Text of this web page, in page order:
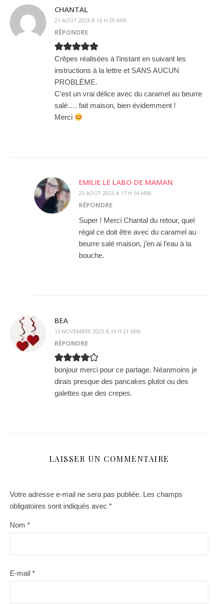
CHANTAL
21 AOÛT 2023 À 16 H 29 MIN
RÉPONDRE
Crêpes réalisées à l’instant en suivant les
instructions à la lettre et SANS AUCUN
PROBLÈME.
C’est un vrai délice avec du caramel au beurre
salé…. fait maison, bien évidemment !
Merci
EMILIE LE LABO DE MAMAN
23 AOÛT 2023 À 17 H 54 MIN
RÉPONDRE
Super ! Merci Chantal du retour, quel
régal ce doit être avec du caramel au
beurre salé maison, j’en ai l’eau à la
bouche.
BEA
13 NOVEMBRE 2023 À 19 H 21 MIN
RÉPONDRE
bonjour merci pour ce partage. Néanmoins je
dirais presque des pancakes plutot ou des
galettes que des crepes.
LAISSER UN COMMENTAIRE
Votre adresse e-mail ne sera pas publiée. Les champs
obligatoires sont indiqués avec *
Nom *
E-mail *